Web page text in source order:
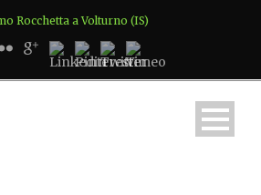
Rocchetta a Volturno (IS)